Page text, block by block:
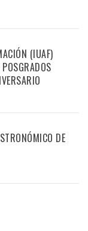
(IUAF)
DE